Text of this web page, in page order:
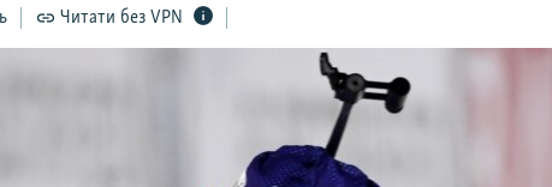
Читати без VPN